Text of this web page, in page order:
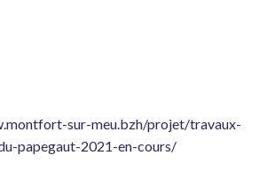
sur-meu.bzh/projet/travaux-
papegaut-2021-en-cours/